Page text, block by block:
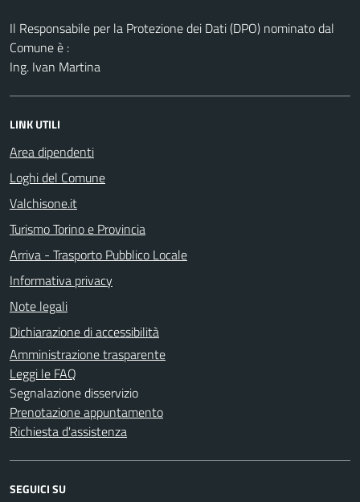
Il Responsabile per la Protezione dei Dati (DPO) nominato dal
Comune è :
Ing. Ivan Martina
LINK UTILI
Area dipendenti
Loghi del Comune
Valchisone.it
Turismo Torino e Provincia
Arriva - Trasporto Pubblico Locale
Informativa privacy
Note legali
Dichiarazione di accessibilità
Amministrazione trasparente
Leggi le FAQ
Segnalazione disservizio
Prenotazione appuntamento
Richiesta d'assistenza
SEGUICI SU